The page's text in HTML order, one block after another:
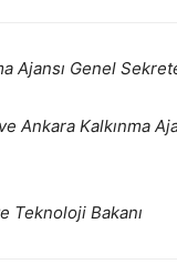
Ajansı Genel
Ankara Kalkınma
Teknoloji Bakanı